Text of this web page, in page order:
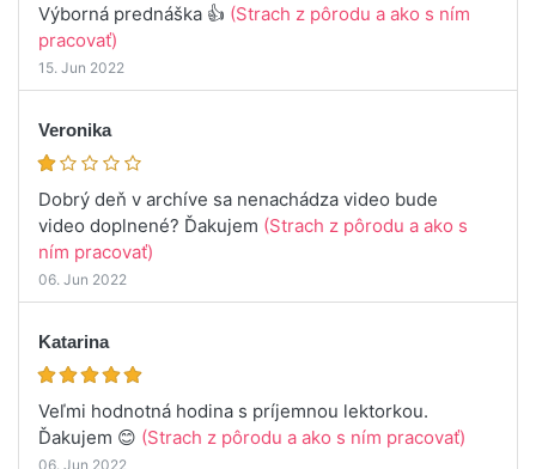
Výborná prednáška 👍 (Strach z pôrodu a ako s ním
pracovať)
15. Jun 2022
Veronika
Dobrý deň v archíve sa nenachádza video bude
video doplnené? Ďakujem (Strach z pôrodu a ako s
ním pracovať)
06. Jun 2022
Katarina
Veľmi hodnotná hodina s príjemnou lektorkou.
Ďakujem 😊 (Strach z pôrodu a ako s ním pracovať)
06. Jun 2022